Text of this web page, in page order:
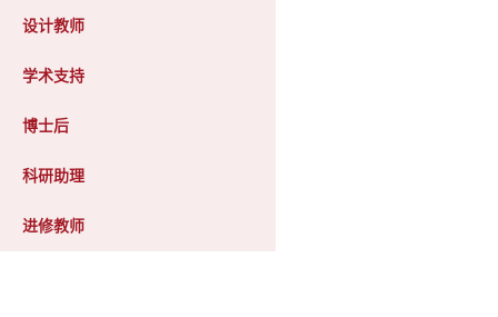
设计教师
学术支持
博士后
科研助理
进修教师